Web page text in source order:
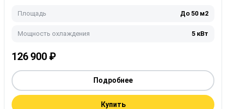
Площадь До 50 м2
Мощность охлаждения 5 кВт
126 900 ₽
Подробнее
Купить